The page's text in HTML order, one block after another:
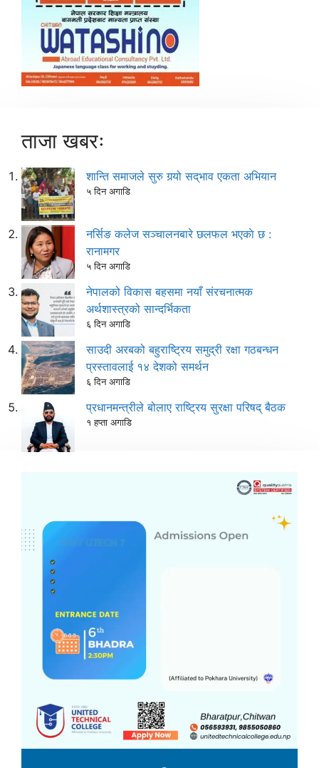
ताजा खबरः
शान्ति समाजले सुरु गर्‍यो सद्‌भाव एकता अभियान
५ दिन अगाडि
नर्सिङ कलेज सञ्चालनबारे छलफल भएकाे छ :
रानामगर
५ दिन अगाडि
नेपालको विकास बहसमा नयाँ संरचनात्मक
अर्थशास्त्रको सान्दर्भिकता
६ दिन अगाडि
साउदी अरबको बहुराष्ट्रिय समुद्री रक्षा गठबन्धन
प्रस्तावलाई १४ देशको समर्थन
६ दिन अगाडि
प्रधानमन्त्रीले बोलाए राष्ट्रिय सुरक्षा परिषद् बैठक
१ हप्ता अगाडि